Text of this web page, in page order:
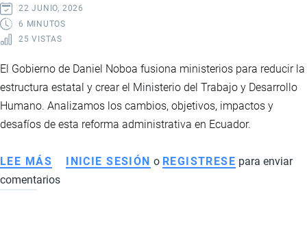
EXPORTACIONES
Y
EL
22 JUNIO, 2026
6 MINUTOS
25 VISTAS
El Gobierno de Daniel Noboa fusiona ministerios para reducir la
estructura estatal y crear el Ministerio del Trabajo y Desarrollo
Humano. Analizamos los cambios, objetivos, impactos y
desafíos de esta reforma administrativa en Ecuador.
LEE MÁS SOBRE
ECUADOR
INICIE SESIÓN o REGISTRESE para enviar
comentarios